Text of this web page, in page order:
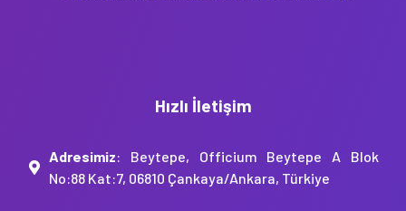
Hızlı İletişim
Adresimiz: Beytepe, Officium Beytepe A Blok
No:88 Kat:7, 06810 Çankaya/Ankara, Türkiye